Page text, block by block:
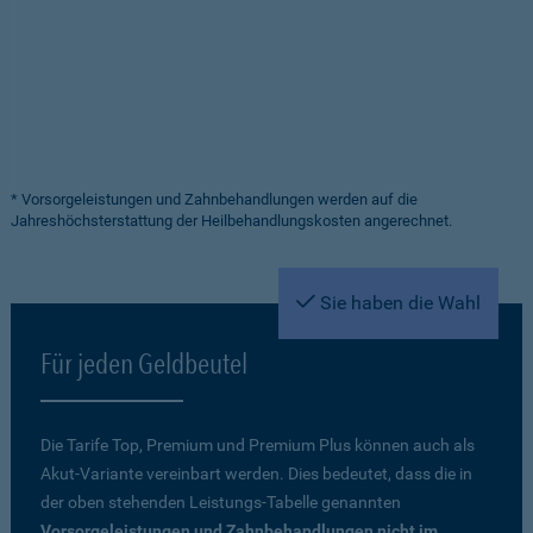
* Vorsorgeleistungen und Zahnbehandlungen werden auf die
Jahreshöchsterstattung der Heilbehandlungskosten angerechnet.
Sie haben die Wahl
Für jeden Geldbeutel
Die Tarife Top, Premium und Premium Plus können auch als
Akut-Variante vereinbart werden. Dies bedeutet, dass die in
der oben stehenden Leistungs-Tabelle genannten